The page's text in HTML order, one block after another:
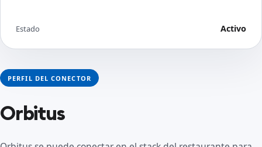
PERFIL DEL CONECTOR
Orbitus
Estado Activo